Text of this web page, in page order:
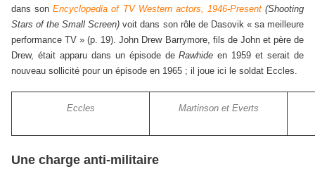
dans sonEncyclopedia of TV Western actors, 1946-Present(Shooting
Stars of the Small Screen) voit dans son rôle de Dasovik « sa meilleure
performance TV » (p. 19). John Drew Barrymore, fils de John et père de
Drew, était apparu dans un épisode deRawhide en 1959 et serait de
nouveau sollicité pour un épisode en 1965 ; il joue ici le soldat Eccles.
Eccles Martinson et Everts
Une charge anti-militaire